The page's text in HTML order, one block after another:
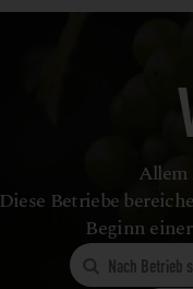
Allem
Diese Betriebe
Beginn
